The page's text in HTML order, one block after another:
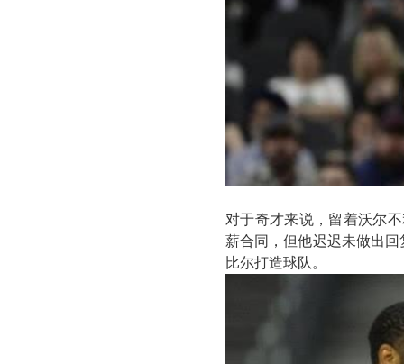
对于奇才来说，留着沃尔
薪合同，但他迟迟未做出
比尔打造球队。